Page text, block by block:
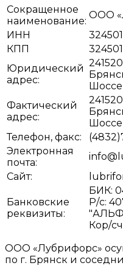
Сокращенное
наименование:
ООО
ИНН
КПП
Юридический
адрес:
Фактический
адрес:
Телефон, факс:
Электронная
почта:
Сайт:
Банковские
реквизиты:
БИК:
Р/с:
Кор/
ООО «Лубрифорс»
по г. Брянск и